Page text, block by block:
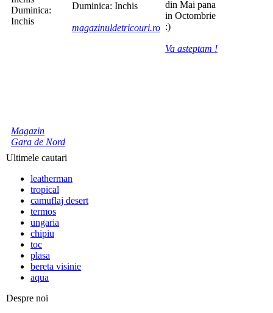
Duminica:
Inchis
Magazin
Gara de Nord
Duminica: Inchis
magazinuldetricouri.ro
din Mai pana
in Octombrie
:)
Va asteptam !
Ultimele cautari
leatherman
tropical
camuflaj desert
termos
ungaria
chipiu
toc
plasa
bereta visinie
aqua
Despre noi